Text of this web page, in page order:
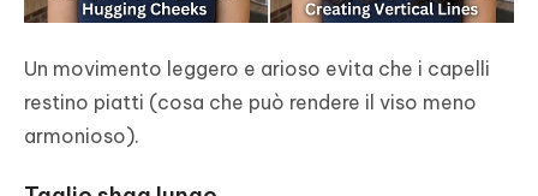
Un movimento leggero e arioso evita che i capelli
restino piatti (cosa che può rendere il viso meno
armonioso).